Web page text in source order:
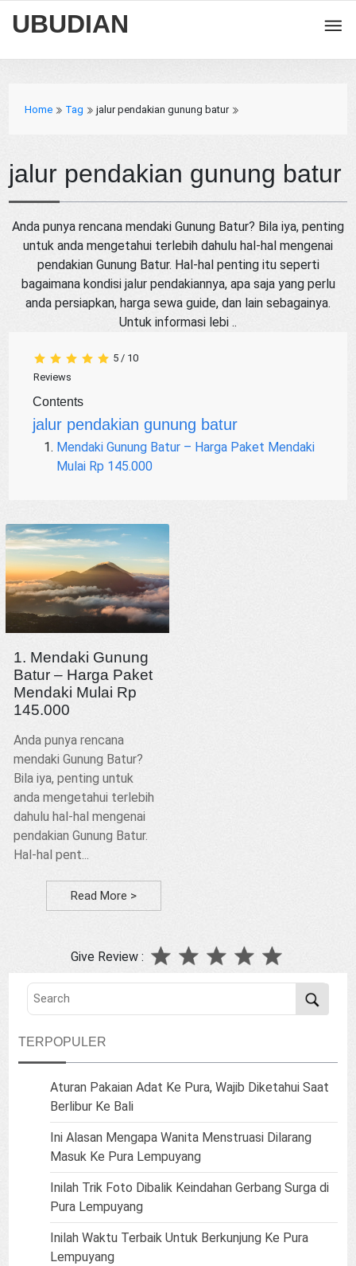
UBUDIAN
Home Tag jalur pendakian gunung batur
jalur pendakian gunung batur
Anda punya rencana mendaki Gunung Batur? Bila iya, penting
untuk anda mengetahui terlebih dahulu hal-hal mengenai
pendakian Gunung Batur. Hal-hal penting itu seperti
bagaimana kondisi jalur pendakiannya, apa saja yang perlu
anda persiapkan, harga sewa guide, dan lain sebagainya.
Untuk informasi lebi ..
5 / 10
Reviews
Contents
jalur pendakian gunung batur
Mendaki Gunung Batur – Harga Paket Mendaki
Mulai Rp 145.000
1. Mendaki Gunung
Batur – Harga Paket
Mendaki Mulai Rp
145.000
Anda punya rencana
mendaki Gunung Batur?
Bila iya, penting untuk
anda mengetahui terlebih
dahulu hal-hal mengenai
pendakian Gunung Batur.
Hal-hal pent...
Read More >
Give Review :
TERPOPULER
Aturan Pakaian Adat Ke Pura, Wajib Diketahui Saat
Berlibur Ke Bali
Ini Alasan Mengapa Wanita Menstruasi Dilarang
Masuk Ke Pura Lempuyang
Inilah Trik Foto Dibalik Keindahan Gerbang Surga di
Pura Lempuyang
Inilah Waktu Terbaik Untuk Berkunjung Ke Pura
Lempuyang